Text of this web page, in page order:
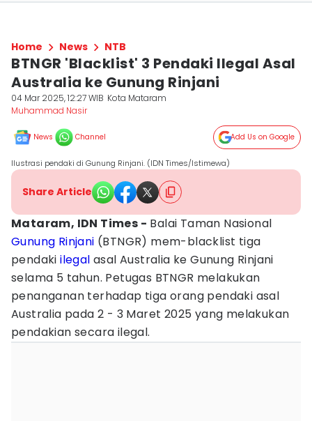
Home News NTB
BTNGR 'Blacklist' 3 Pendaki Ilegal Asal
Australia ke Gunung Rinjani
04 Mar 2025, 12:27 WIB Kota Mataram
Muhammad Nasir
News Channel Add Us on Google
Ilustrasi pendaki di Gunung Rinjani. (IDN Times/Istimewa)
Share Article
Mataram, IDN Times - Balai Taman Nasional
Gunung Rinjani (BTNGR) mem-blacklist tiga
pendakiilegal asal Australia ke Gunung Rinjani
selama 5 tahun. Petugas BTNGR melakukan
penanganan terhadap tiga orang pendaki asal
Australia pada 2 - 3 Maret 2025 yang melakukan
pendakian secara ilegal.